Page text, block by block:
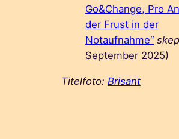
Go&Change, Pro
der Frust in der
Notaufnahme“
September 2025)
Titelfoto: Brisant